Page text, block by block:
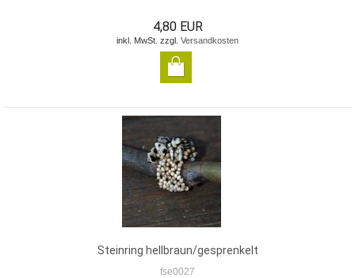
4,80 EUR
inkl. MwSt. zzgl. Versandkosten
Steinring hellbraun/gesprenkelt
fse0027